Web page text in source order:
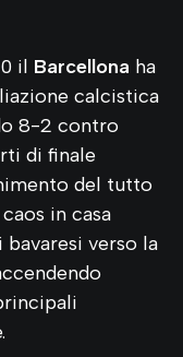
il Barcellona ha
calcistica
8-2 contro
di finale
del tutto
in casa
bavaresi verso la